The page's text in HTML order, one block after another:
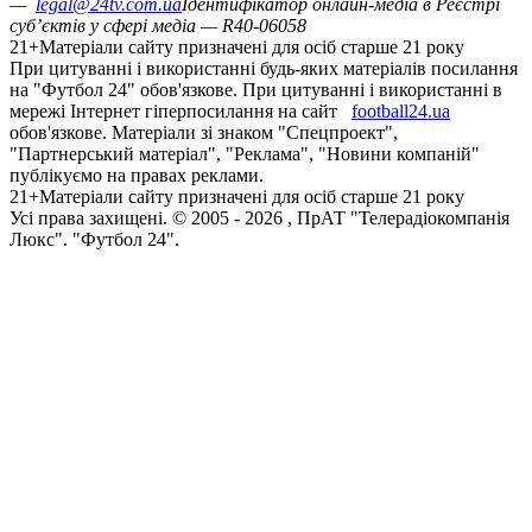
— legal@24tv.com.uaІдентифікатор онлайн-медіа в Реєстрі
суб’єктів у сфері медіа — R40-06058
21+Матеріали сайту призначені для осіб старше 21 року
При цитуванні і використанні будь-яких матеріалів посилання
на "Футбол 24" обов'язкове. При цитуванні і використанні в
мережі Інтернет гіперпосилання на сайт
football24.ua
обов'язкове. Матеріали зі знаком "Спецпроект",
"Партнерський матеріал", "Реклама", "Новини компаній"
публікуємо на правах реклами.
21+Матеріали сайту призначені для осіб старше 21 року
Усi права захищенi. © 2005 - 2026 , ПрАТ "Телерадіокомпанія
Люкс". "Футбол 24".